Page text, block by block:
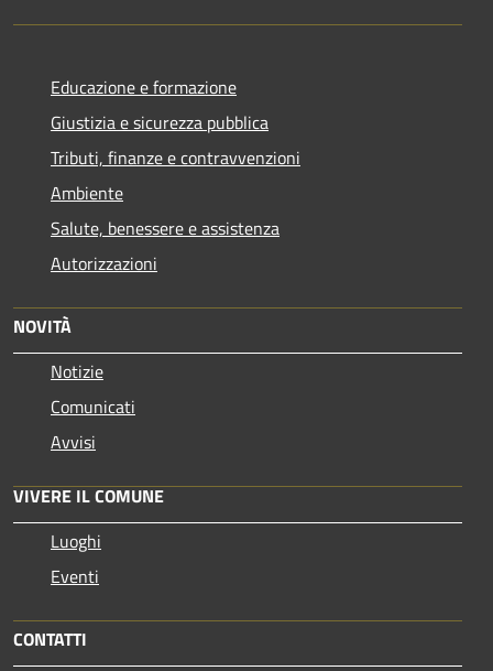
Educazione e formazione
Giustizia e sicurezza pubblica
Tributi, finanze e contravvenzioni
Ambiente
Salute, benessere e assistenza
Autorizzazioni
NOVITÀ
Notizie
Comunicati
Avvisi
VIVERE IL COMUNE
Luoghi
Eventi
CONTATTI